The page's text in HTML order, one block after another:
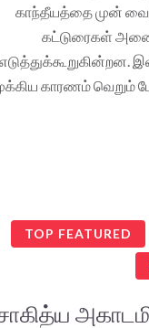
காந்தீயத்தை முன்
கட்டுரைகள்
எடுத்துக்கூறுகின்றன.
காரணம் வெறும்
TOP FEATURED